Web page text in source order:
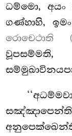
ධම්මො, අයං
ගණ්හාහි,
රොචෙථාති